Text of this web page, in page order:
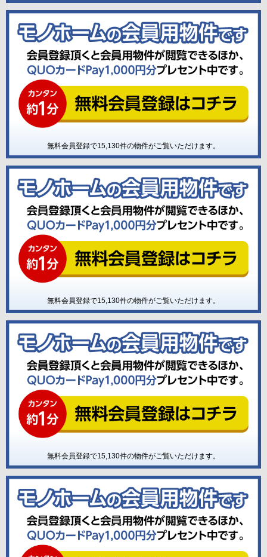
無料会員登録で15,130件の物件がご覧いただけます。
無料会員登録で15,130件の物件がご覧いただけます。
無料会員登録で15,130件の物件がご覧いただけます。